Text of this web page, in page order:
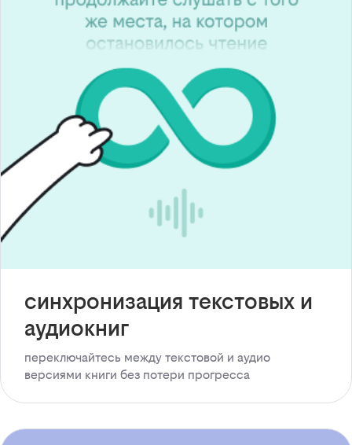
синхронизация текстовых и
аудиокниг
переключайтесь между текстовой и аудио
версиями книги без потери прогресса